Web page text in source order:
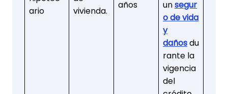
ario
vivienda.
años
unsegur
o de vida
y
dañosdu
rante la
vigencia
del